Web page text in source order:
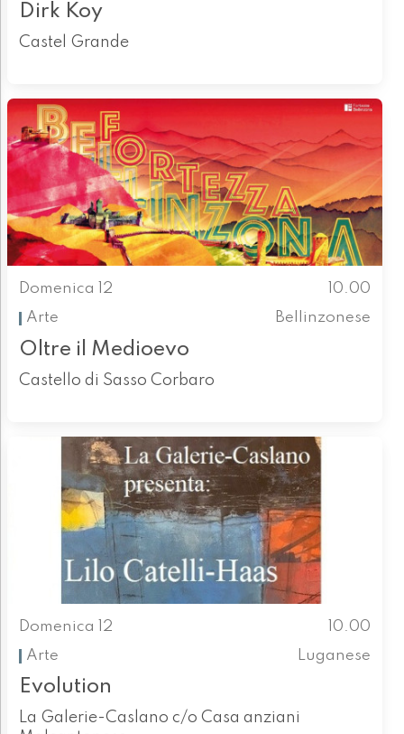
Dirk Koy
Castel Grande
Domenica 12
10.00
Arte
Bellinzonese
Oltre il Medioevo
Castello di Sasso Corbaro
Domenica 12
10.00
Arte
Luganese
Evolution
La Galerie-Caslano c/o Casa anziani